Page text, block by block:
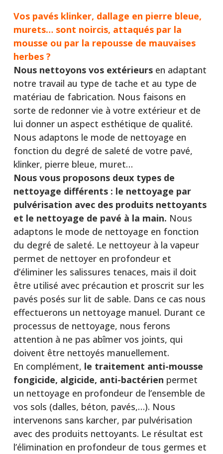
Vos pavés klinker, dallage en pierre bleue,
murets… sont noircis, attaqués par la
mousse ou par la repousse de mauvaises
herbes ?
Nous nettoyons vos extérieursen adaptant
notre travail au type de tache et au type de
matériau de fabrication. Nous faisons en
sorte de redonner vie à votre extérieur et de
lui donner un aspect esthétique de qualité.
Nous adaptons le mode de nettoyage en
fonction du degré de saleté de votre pavé,
klinker, pierre bleue, muret…
Nous vous proposons deux types de
nettoyage différents : le nettoyage par
pulvérisation avec des produits nettoyants
et le nettoyage de pavé à la main. Nous
adaptons le mode de nettoyage en fonction
du degré de saleté. Le nettoyeur à la vapeur
permet de nettoyer en profondeur et
d’éliminer les salissures tenaces, mais il doit
être utilisé avec précaution et proscrit sur les
pavés posés sur lit de sable. Dans ce cas nous
effectuerons un nettoyage manuel. Durant ce
processus de nettoyage, nous ferons
attention à ne pas abîmer vos joints, qui
doivent être nettoyés manuellement.
En complément, le traitement anti-mousse
fongicide, algicide, anti-bactérien permet
un nettoyage en profondeur de l’ensemble de
vos sols (dalles, béton, pavés,…). Nous
intervenons sans karcher, par pulvérisation
avec des produits nettoyants. Le résultat est
l’élimination en profondeur de tous germes et